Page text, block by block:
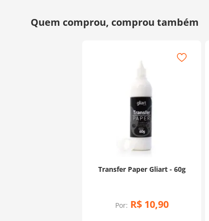
Transfer Paper Gliart - 60g
Por: R$ 10,90